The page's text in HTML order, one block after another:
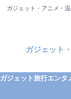
ガジェット・アニメ・
ガジェット
ガジェット旅行エンタ